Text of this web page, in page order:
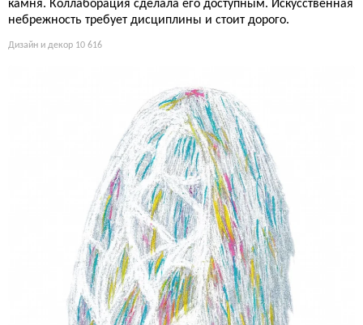
камня. Коллаборация сделала его доступным. Искусственная
небрежность требует дисциплины и стоит дорого.
Дизайн и декор 10 616